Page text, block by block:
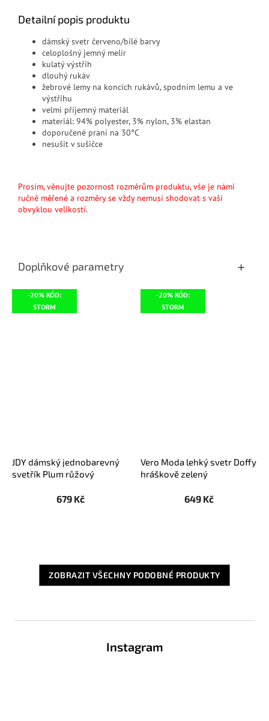
Detailní popis produktu
dámský svetr červeno/bílé barvy
celoplošný jemný melír
kulatý výstřih
dlouhý rukáv
žebrové lemy na koncích rukávů, spodním lemu a ve
výstřihu
velmi příjemný materiál
materiál: 94% polyester, 3% nylon, 3% elastan
doporučené praní na 30°C
nesušit v sušičce
Prosím, věnujte pozornost rozměrům produktu, vše je námi
ručně měřené a rozměry se vždy nemusí shodovat s vaší
obvyklou velikostí.
Doplňkové parametry
-20% KÓD:
STORM
JDY dámský jednobarevný
svetřík Plum růžový
679 Kč
-20% KÓD:
STORM
Vero Moda lehký svetr Doffy
hráškově zelený
649 Kč
ZOBRAZIT VŠECHNY PODOBNÉ PRODUKTY
Instagram